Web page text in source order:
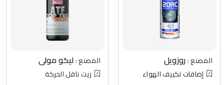
المصنع :روزويل
إضافات تكييف الهواء
المصنع :ليكو مولي
زيت ناقل الحركة